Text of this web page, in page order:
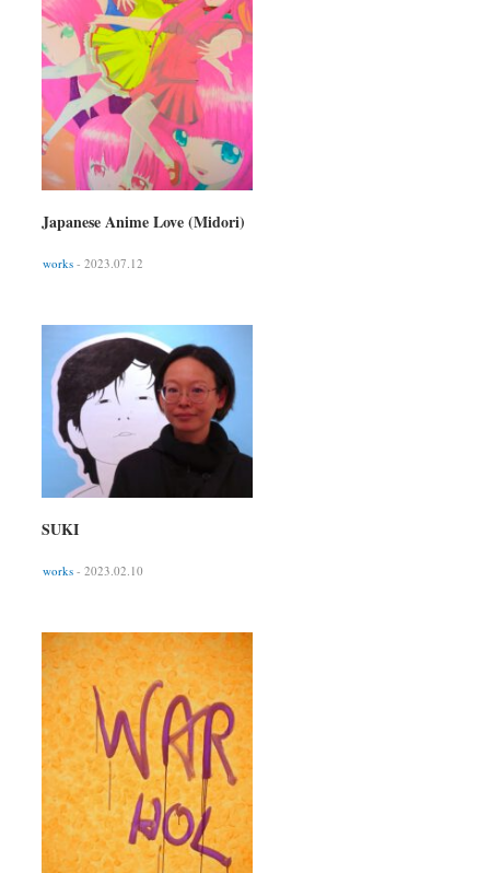
Japanese Anime Love (Midori)
works - 2023.07.12
SUKI
works - 2023.02.10